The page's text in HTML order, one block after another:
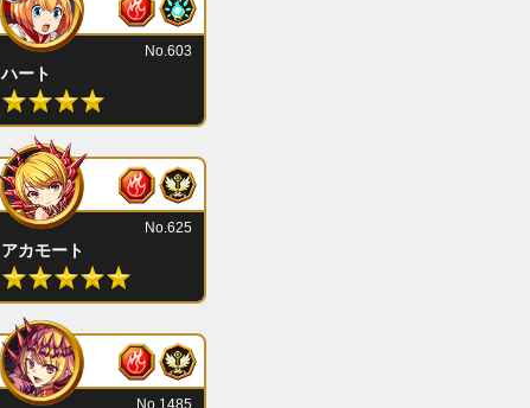
ハート
No.603
アカモート
No.625
No.1485